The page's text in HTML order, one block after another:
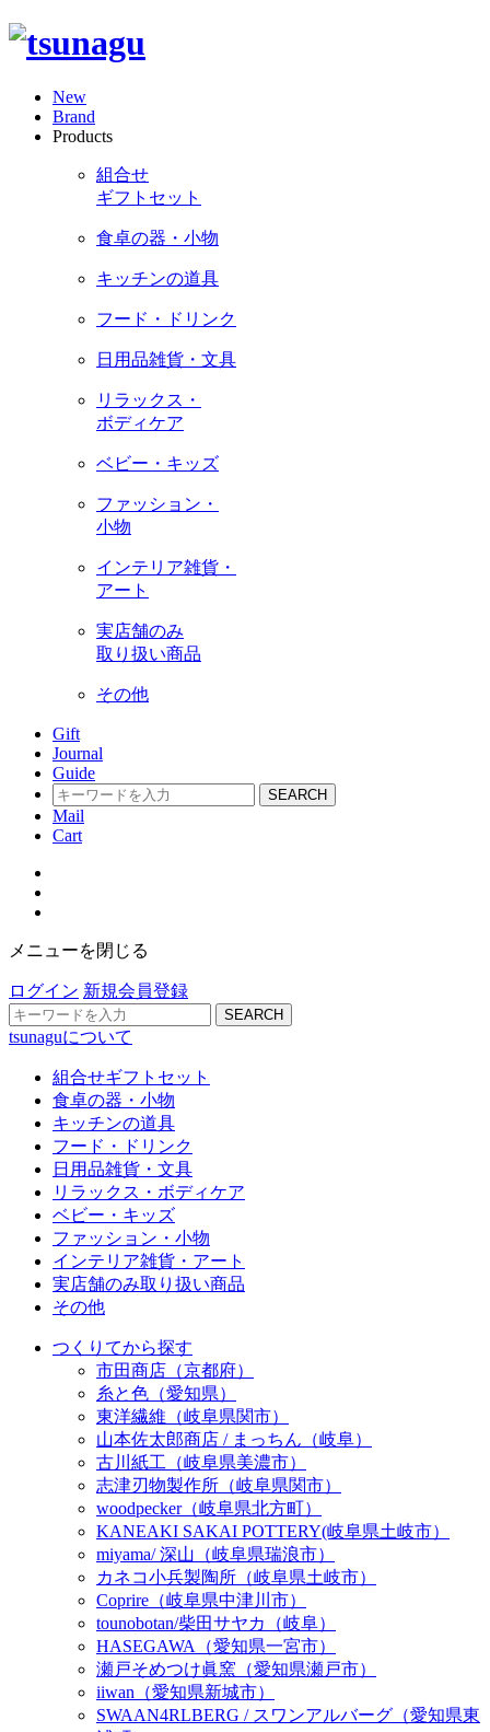
New
Brand
Products
組合せ
ギフトセット
食卓の器・小物
キッチンの道具
フード・ドリンク
日用品雑貨・文具
リラックス・
ボディケア
ベビー・キッズ
ファッション・
小物
インテリア雑貨・
アート
実店舗のみ
取り扱い商品
その他
Gift
Journal
Guide
SEARCH
Mail
Cart
メニューを閉じる
ログイン 新規会員登録
SEARCH
tsunaguについて
組合せギフトセット
食卓の器・小物
キッチンの道具
フード・ドリンク
日用品雑貨・文具
リラックス・ボディケア
ベビー・キッズ
ファッション・小物
インテリア雑貨・アート
実店舗のみ取り扱い商品
その他
つくりてから探す
市田商店（京都府）
糸と色（愛知県）
東洋繊維（岐阜県関市）
山本佐太郎商店 / まっちん（岐阜）
古川紙工（岐阜県美濃市）
志津刃物製作所（岐阜県関市）
woodpecker（岐阜県北方町）
KANEAKI SAKAI POTTERY(岐阜県土岐市）
miyama/ 深山（岐阜県瑞浪市）
カネコ小兵製陶所（岐阜県土岐市）
Coprire（岐阜県中津川市）
tounobotan/柴田サヤカ（岐阜）
HASEGAWA（愛知県一宮市）
瀬戸そめつけ眞窯（愛知県瀬戸市）
iiwan（愛知県新城市）
SWAAN4RLBERG / スワンアルバーグ（愛知県東